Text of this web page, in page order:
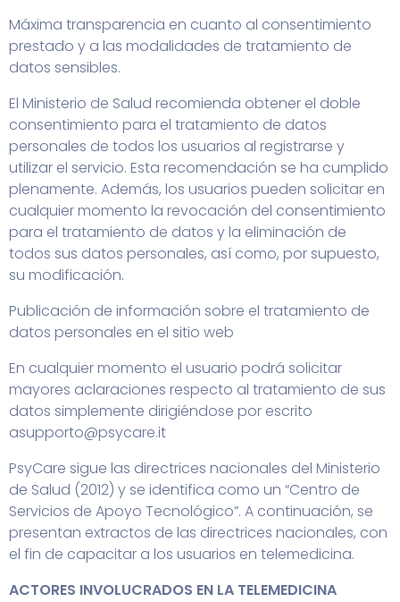
Máxima transparencia en cuanto al consentimiento
prestado y a las modalidades de tratamiento de
datos sensibles.
El Ministerio de Salud recomienda obtener el doble
consentimiento para el tratamiento de datos
personales de todos los usuarios al registrarse y
utilizar el servicio. Esta recomendación se ha cumplido
plenamente. Además, los usuarios pueden solicitar en
cualquier momento la revocación del consentimiento
para el tratamiento de datos y la eliminación de
todos sus datos personales, así como, por supuesto,
su modificación.
Publicación de información sobre el tratamiento de
datos personales en el sitio web
En cualquier momento el usuario podrá solicitar
mayores aclaraciones respecto al tratamiento de sus
datos simplemente dirigiéndose por escrito
asupporto@psycare.it
PsyCare sigue las directrices nacionales del Ministerio
de Salud (2012) y se identifica como un “Centro de
Servicios de Apoyo Tecnológico”. A continuación, se
presentan extractos de las directrices nacionales, con
el fin de capacitar a los usuarios en telemedicina.
ACTORES INVOLUCRADOS EN LA TELEMEDICINA